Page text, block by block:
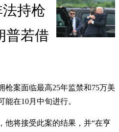
持枪
普若借
枪案面临最高25年监禁和75万美
在10月中旬进行。
他将接受此案的结果，并“在亨